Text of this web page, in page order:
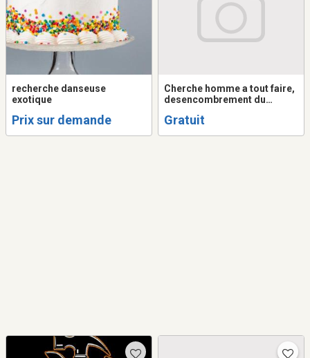
recherche danseuse
exotique
Prix sur demande
Cherche homme a tout faire,
desencombrement du
hardin etc.
Gratuit